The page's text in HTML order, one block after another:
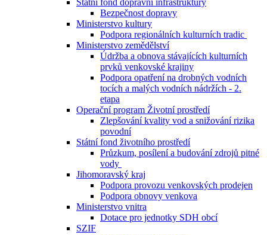
Státní fond dopravní infrastruktury
Bezpečnost dopravy
Ministerstvo kultury
Podpora regionálních kulturních tradic
Ministerstvo zemědělství
Údržba a obnova stávajících kulturních
prvků venkovské krajiny
Podpora opatření na drobných vodních
tocích a malých vodních nádržích - 2.
etapa
Operační program Životní prostředí
Zlepšování kvality vod a snižování rizika
povodní
Státní fond životního prostředí
Průzkum, posílení a budování zdrojů pitné
vody
Jihomoravský kraj
Podpora provozu venkovských prodejen
Podpora obnovy venkova
Ministerstvo vnitra
Dotace pro jednotky SDH obcí
SZIF